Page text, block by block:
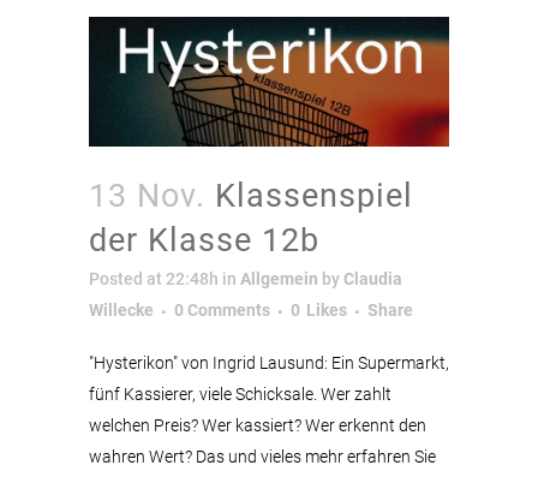
13 Nov. Klassenspiel
der Klasse 12b
Posted at 22:48h in Allgemein byClaudia
Willecke
0 Comments 0 Likes Share
"Hysterikon" von Ingrid Lausund: Ein Supermarkt,
fünf Kassierer, viele Schicksale. Wer zahlt
welchen Preis? Wer kassiert? Wer erkennt den
wahren Wert? Das und vieles mehr erfahren Sie